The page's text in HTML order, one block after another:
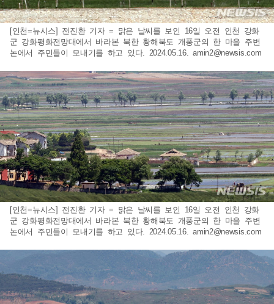
[인천=뉴시스] 전진환 기자 = 맑은 날씨를 보인 16일 오전 인천 강화
군 강화평화전망대에서 바라본 북한 황해북도 개풍군의 한 마을 주변
논에서 주민들이 모내기를 하고 있다. 2024.05.16.amin2@newsis.com
[인천=뉴시스] 전진환 기자 = 맑은 날씨를 보인 16일 오전 인천 강화
군 강화평화전망대에서 바라본 북한 황해북도 개풍군의 한 마을 주변
논에서 주민들이 모내기를 하고 있다. 2024.05.16.amin2@newsis.com